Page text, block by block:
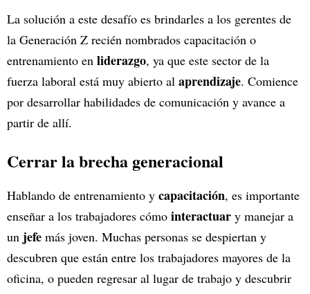
La solución a este desafío es brindarles a los gerentes de
la Generación Z recién nombrados capacitación o
entrenamiento en liderazgo, ya que este sector de la
fuerza laboral está muy abierto al aprendizaje. Comience
por desarrollar habilidades de comunicación y avance a
partir de allí.
Cerrar la brecha generacional
Hablando de entrenamiento y capacitación, es importante
enseñar a los trabajadores cómo interactuar y manejar a
un jefe más joven. Muchas personas se despiertan y
descubren que están entre los trabajadores mayores de la
oficina, o pueden regresar al lugar de trabajo y descubrir